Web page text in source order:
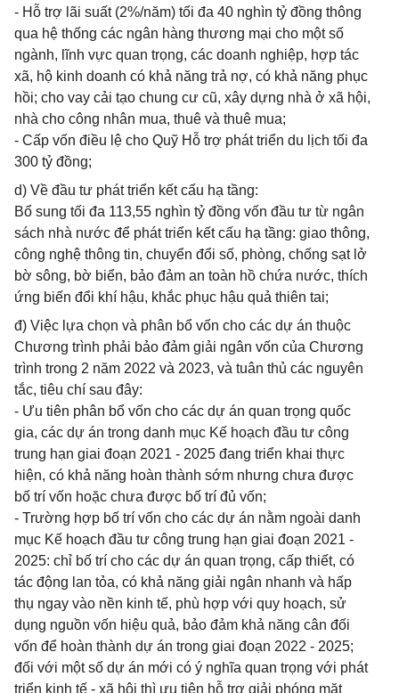
- Hỗ trợ lãi suất (2%/năm) tối đa 40 nghìn tỷ đồng thông
qua hệ thống các ngân hàng thương mại cho một số
ngành, lĩnh vực quan trọng, các doanh nghiệp, hợp tác
xã, hộ kinh doanh có khả năng trả nợ, có khả năng phục
hồi; cho vay cải tạo chung cư cũ, xây dựng nhà ở xã hội,
nhà cho công nhân mua, thuê và thuê mua;
- Cấp vốn điều lệ cho Quỹ Hỗ trợ phát triển du lịch tối đa
300 tỷ đồng;
d) Về đầu tư phát triển kết cấu hạ tầng:
Bổ sung tối đa 113,55 nghìn tỷ đồng vốn đầu tư từ ngân
sách nhà nước để phát triển kết cấu hạ tầng: giao thông,
công nghệ thông tin, chuyển đổi số, phòng, chống sạt lở
bờ sông, bờ biển, bảo đảm an toàn hồ chứa nước, thích
ứng biến đổi khí hậu, khắc phục hậu quả thiên tai;
đ) Việc lựa chọn và phân bổ vốn cho các dự án thuộc
Chương trình phải bảo đảm giải ngân vốn của Chương
trình trong 2 năm 2022 và 2023, và tuân thủ các nguyên
tắc, tiêu chí sau đây:
- Ưu tiên phân bổ vốn cho các dự án quan trọng quốc
gia, các dự án trong danh mục Kế hoạch đầu tư công
trung hạn giai đoạn 2021 - 2025 đang triển khai thực
hiện, có khả năng hoàn thành sớm nhưng chưa được
bố trí vốn hoặc chưa được bố trí đủ vốn;
- Trường hợp bố trí vốn cho các dự án nằm ngoài danh
mục Kế hoạch đầu tư công trung hạn giai đoạn 2021 -
2025: chỉ bố trí cho các dự án quan trọng, cấp thiết, có
tác động lan tỏa, có khả năng giải ngân nhanh và hấp
thụ ngay vào nền kinh tế, phù hợp với quy hoạch, sử
dụng nguồn vốn hiệu quả, bảo đảm khả năng cân đối
vốn để hoàn thành dự án trong giai đoạn 2022 - 2025;
đối với một số dự án mới có ý nghĩa quan trọng với phát
triển kinh tế - xã hội thì ưu tiên hỗ trợ giải phóng mặt